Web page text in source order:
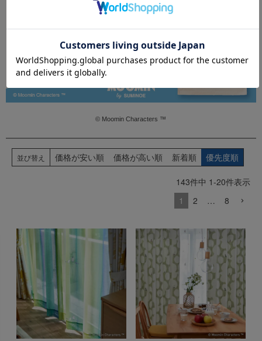
© Moomin Characters ™
並び替え 価格が安い順 価格が高い順 新着順 優先度順
143件中 1-20件表示
1
2 … 8